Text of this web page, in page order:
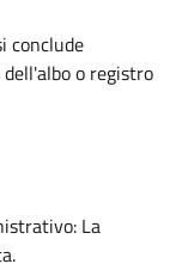
conclude
o registro
La